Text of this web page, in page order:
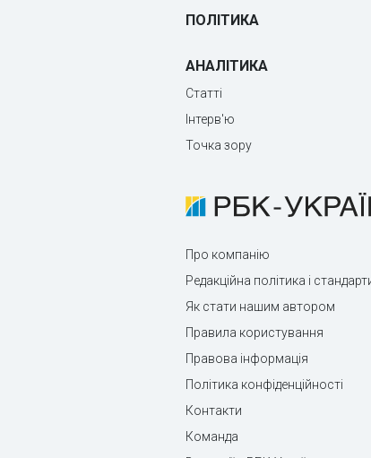
ПОЛІТИКА
АНАЛІТИКА
Статті
Інтерв'ю
Точка зору
Про компанію
Редакційна політика і
Як стати нашим автором
Правила користування
Правова інформація
Політика конфіденційності
Контакти
Команда